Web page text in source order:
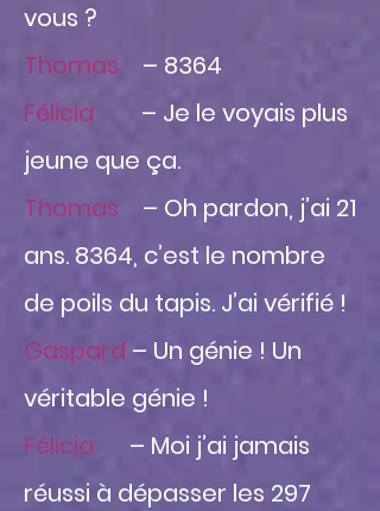
vous ?
Thomas – 8364
Félicia – Je le voyais plus
jeune que ça.
Thomas – Oh pardon, j’ai 21
ans. 8364, c’est le nombre
de poils du tapis. J’ai vérifié !
Gaspard – Un génie ! Un
véritable génie !
Félicia – Moi j’ai jamais
réussi à dépasser les 297